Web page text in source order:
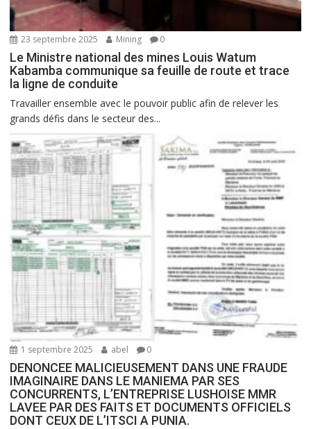
23 septembre 2025 Mining 0
Le Ministre national des mines Louis Watum
Kabamba communique sa feuille de route et trace
la ligne de conduite
Travailler ensemble avec le pouvoir public afin de relever les
grands défis dans le secteur des...
1 septembre 2025 abel 0
DENONCEE MALICIEUSEMENT DANS UNE FRAUDE
IMAGINAIRE DANS LE MANIEMA PAR SES
CONCURRENTS, L’ENTREPRISE LUSHOISE MMR
LAVEE PAR DES FAITS ET DOCUMENTS OFFICIELS
DONT CEUX DE L’ITSCI A PUNIA.